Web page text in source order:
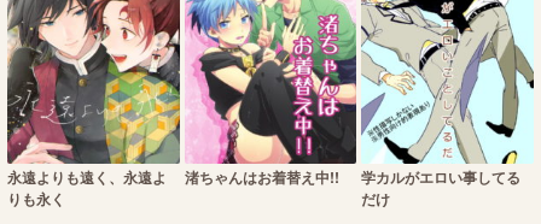
永遠よりも遠く、永遠よ
りも永く
渚ちゃんはお着替え中!!
学カルがエロい事してる
だけ